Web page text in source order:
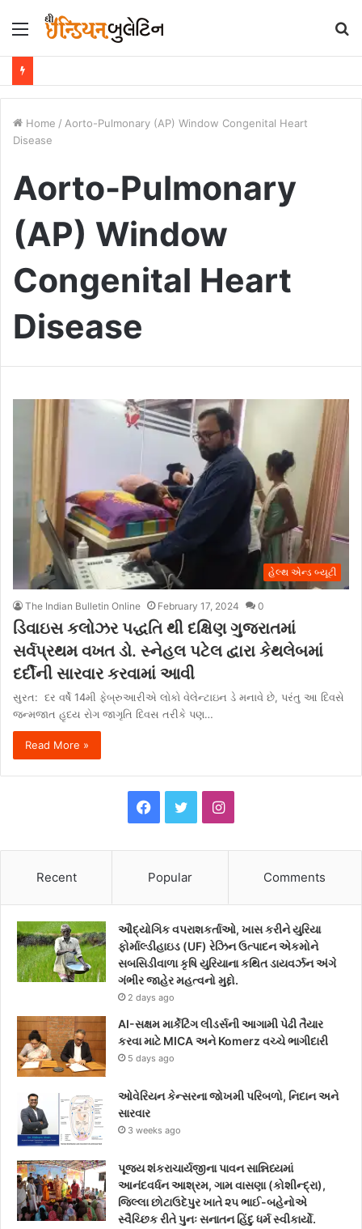
Menu
Home / Aorto-Pulmonary (AP) Window Congenital Heart
Disease
Aorto-Pulmonary
(AP) Window
Congenital Heart
Disease
હેલ્થ એન્ડ બ્યૂટી
The Indian Bulletin Online February 17, 2024 0
ડિવાઇસ કલોઝર પદ્ધતિ થી દક્ષિણ ગુજરાતમાં
સર્વપ્રથમ વખત ડો. સ્નેહલ પટેલ દ્વારા કેથલેબમાં
દર્દીની સારવાર કરવામાં આવી
સુરત: દર વર્ષે 14મી ફેબ્રુઆરીએ લોકો વેલેન્ટાઇન ડે મનાવે છે, પરંતુ આ દિવસે
જન્મજાત હૃદય રોગ જાગૃતિ દિવસ તરીકે પણ…
Read More »
c
e
b
o
o
k
i
t
t
e
I
t
a
g
a
Recent Popular Comments
ઔદ્યોગિક વપરાશકર્તાઓ, ખાસ કરીને યુરિયા
ફોર્માલ્ડીહાઇડ (UF) રેઝિન ઉત્પાદન એકમોને
સબસિડીવાળા કૃષિ યુરિયાના કથિત ડાયવર્ઝન અંગે
ગંભીર જાહેર મહત્વનો મુદ્દો.
2 days ago
AI-સક્ષમ માર્કેટિંગ લીડર્સની આગામી પેઢી તૈયાર
કરવા માટે MICA અને Komerz વચ્ચે ભાગીદારી
5 days ago
ઓવેરિયન કેન્સરના જોખમી પરિબળો, નિદાન અને
સારવાર
3 weeks ago
પૂજ્ય શંકરાચાર્યજીના પાવન સાન્નિધ્યમાં
આનંદવર્ધન આશ્રમ, ગામ વાસણા (કોશીન્દ્રા),
જિલ્લા છોટાઉદેપુર ખાતે ૨૫ ભાઈ-બહેનોએ
સ્વૈચ્છિક રીતે પુનઃ સનાતન હિંદુ ધર્મ સ્વીકાર્યો.